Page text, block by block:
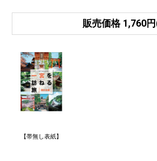
販売価格 1,760
【帯無し表紙】